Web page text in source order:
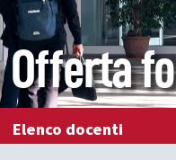
Offerta
Elenco docenti